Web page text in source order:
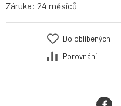
Záruka: 24 měsíců
Do oblíbených
Porovnání